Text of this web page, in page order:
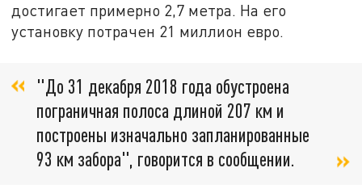
достигает примерно 2,7 метра. На его
установку потрачен 21 миллион евро.
"До 31 декабря 2018 года обустроена
пограничная полоса длиной 207 км и
построены изначально запланированные
93 км забора", говорится в сообщении.